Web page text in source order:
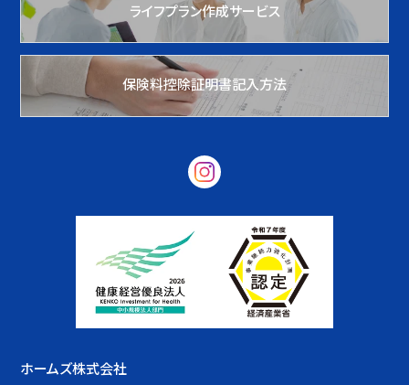
ライフプラン作成サービス
保険料控除証明書記入方法
ホームズ株式会社